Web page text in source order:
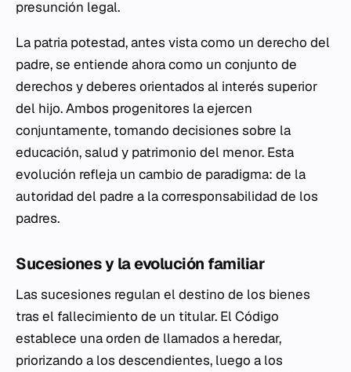
presunción legal.
La patria potestad, antes vista como un derecho del
padre, se entiende ahora como un conjunto de
derechos y deberes orientados al interés superior
del hijo. Ambos progenitores la ejercen
conjuntamente, tomando decisiones sobre la
educación, salud y patrimonio del menor. Esta
evolución refleja un cambio de paradigma: de la
autoridad del padre a la corresponsabilidad de los
padres.
Sucesiones y la evolución familiar
Las sucesiones regulan el destino de los bienes
tras el fallecimiento de un titular. El Código
establece una orden de llamados a heredar,
priorizando a los descendientes, luego a los